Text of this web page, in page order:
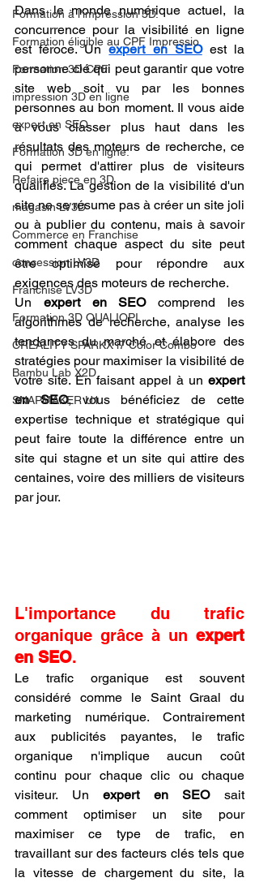
Formation à l'impression 3D.
Formation éligible au CPF Impressio
Formation 3D CPF
impression 3D en ligne
expert en SEO
Formation 3D en ligne.
Refaire piece en 3D
magasin LV3D
Commerce en Franchise
concession LV3D
Franchise LV3D
Formation 3D QUALIOPI
CREALITY SPARKX i7 Color Combo
Bambu Lab X2D
SNAPMAKER U1
Dans le monde numérique actuel, la
concurrence pour la visibilité en ligne
est féroce. Un expert en SEO est la
personne clé qui peut garantir que votre
site web soit vu par les bonnes
personnes au bon moment. Il vous aide
à vous classer plus haut dans les
résultats des moteurs de recherche, ce
qui permet d'attirer plus de visiteurs
qualifiés. La gestion de la visibilité d'un
site ne se résume pas à créer un site joli
ou à publier du contenu, mais à savoir
comment chaque aspect du site peut
être optimisé pour répondre aux
exigences des moteurs de recherche.
Un expert en SEO comprend les
algorithmes de recherche, analyse les
tendances du marché et élabore des
stratégies pour maximiser la visibilité de
votre site. En faisant appel à un expert
en SEO, vous bénéficiez de cette
expertise technique et stratégique qui
peut faire toute la différence entre un
site qui stagne et un site qui attire des
centaines, voire des milliers de visiteurs
par jour.
L'importance du trafic
organique grâce à un expert
en SEO.
Le trafic organique est souvent
considéré comme le Saint Graal du
marketing numérique. Contrairement
aux publicités payantes, le trafic
organique n'implique aucun coût
continu pour chaque clic ou chaque
visiteur. Un expert en SEO sait
comment optimiser un site pour
maximiser ce type de trafic, en
travaillant sur des facteurs clés tels que
la vitesse de chargement du site, la